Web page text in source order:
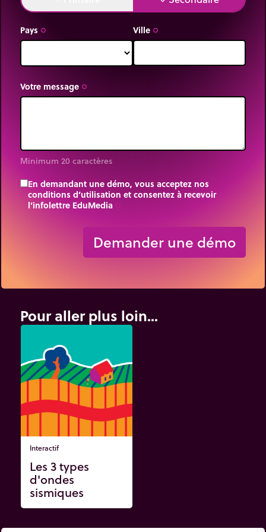
Pays trip_origin Ville trip_origin
Votre message trip_origin
Minimum 20 caractères
En demandant une démo, vous acceptez nos
conditions d’utilisation et consentez à recevoir
l’infolettre EduMedia
Demander une démo
Pour aller plus loin...
Interactif
Les 3 types
d'ondes
sismiques